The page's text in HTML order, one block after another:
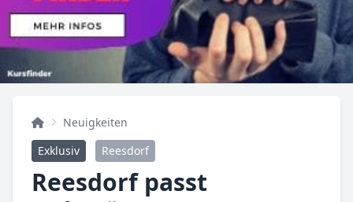
Neuigkeiten
Exklusiv
Reesdorf
Reesdorf passt